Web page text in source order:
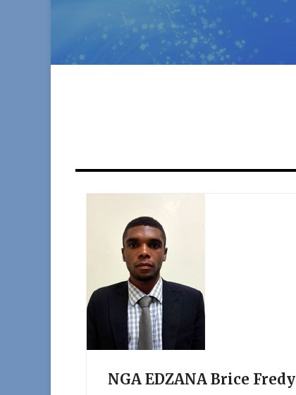
NGA EDZANA Brice Fredy